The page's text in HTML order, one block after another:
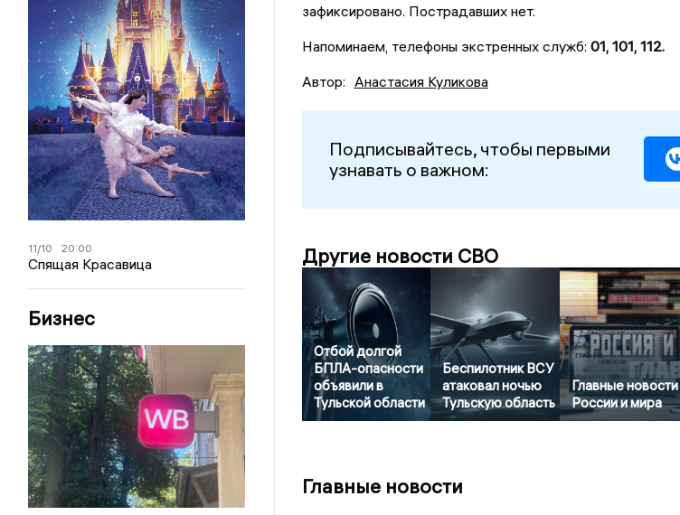
11/10 20:00
Спящая Красавица
Бизнес
зафиксировано. Пострадавших нет.
Напоминаем, телефоны экстренных служб: 01, 101, 112.
Автор: Анастасия Куликова
Подписывайтесь, чтобы первыми
узнавать о важном:
Другие новости СВО
Отбой долгой
БПЛА-опасности
объявили в
Тульской области
Беспилотник ВСУ
атаковал ночью
Тульскую область
Главные новости
России и мира
Главные новости